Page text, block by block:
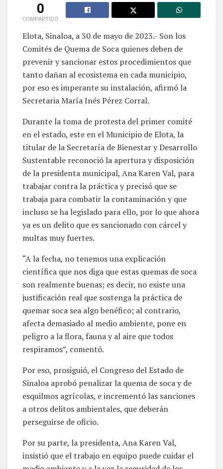
0
COMPARTIDO
Elota, Sinaloa, a 30 de mayo de 2023.- Son los
Comités de Quema de Soca quienes deben de
prevenir y sancionar estos procedimientos que
tanto dañan al ecosistema en cada municipio,
por eso es imperante su instalación, afirmó la
Secretaria María Inés Pérez Corral.
Durante la toma de protesta del primer comité
en el estado, este en el Municipio de Elota, la
titular de la Secretaría de Bienestar y Desarrollo
Sustentable reconoció la apertura y disposición
de la presidenta municipal, Ana Karen Val, para
trabajar contra la práctica y precisó que se
trabaja para combatir la contaminación y que
incluso se ha legislado para ello, por lo que ahora
ya es un delito que es sancionado con cárcel y
multas muy fuertes.
“A la fecha, no tenemos una explicación
científica que nos diga que estas quemas de soca
son realmente buenas; es decir, no existe una
justificación real que sostenga la práctica de
quemar soca sea algo benéfico; al contrario,
afecta demasiado al medio ambiente, pone en
peligro a la flora, fauna y al aire que todos
respiramos”, comentó.
Por eso, prosiguió, el Congreso del Estado de
Sinaloa aprobó penalizar la quema de soca y de
esquilmos agrícolas, e incrementó las sanciones
a otros delitos ambientales, que deberán
perseguirse de oficio.
Por su parte, la presidenta, Ana Karen Val,
insistió que el trabajo en equipo puede cuidar el